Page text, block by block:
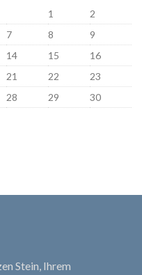
1
2
7 8
9
14 15
16
21 22
23
28 29
30
Stein, Ihrem